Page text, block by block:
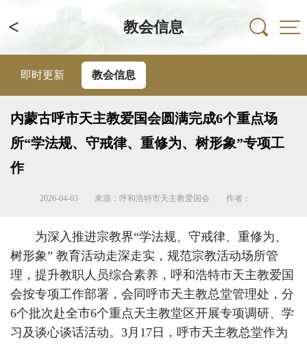
< 教会信息
即时更新 教会信息
内蒙古呼市天主教爱国会圆满完成6个重点场
所“学法规、守戒律、重修为、树形象”专项工
作
2026-04-03 来源：呼和浩特市天主教爱国会 作者：
为深入推进宗教界“学法规、守戒律、重修为、
树形象” 教育活动走深走实，规范宗教活动场所管
理，提升教职人员综合素养，呼和浩特市天主教爱国
会按专项工作部署，会同呼市天主教总堂管理处，分
6个批次赴全市6个重点天主教堂区开展专项调研、学
习及谈心谈话活动。3月17日，呼市天主教总堂作为